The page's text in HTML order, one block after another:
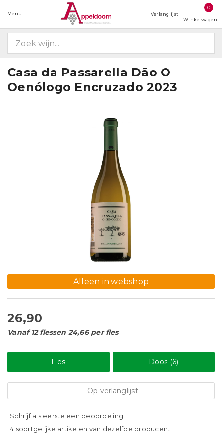
Menu Verlanglijst
0
Winkelwagen
Casa da Passarella Dão O
Oenólogo Encruzado 2023
Alleen in webshop
26,90
Vanaf 12 flessen 24,66 per fles
Fles Doos (6)
Op verlanglijst
Schrijf als eerste een beoordeling
4 soortgelijke artikelen van dezelfde producent